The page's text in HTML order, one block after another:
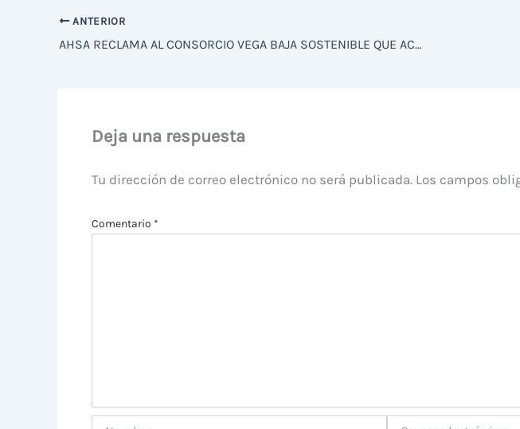
ANTERIOR
AHSA RECLAMA AL CONSORCIO VEGA BAJA SOSTENIBLE QUE ACTUÉ CONTRA EL VERTIDO DE ENVASES EN LOS AZARBES DE LA HUERTA
Deja una respuesta
Tu dirección de correo electrónico no será publicada. Los campos
Comentario *